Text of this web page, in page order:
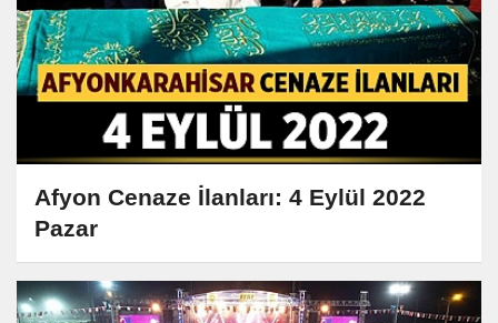
Afyon Cenaze İlanları: 4 Eylül 2022
Pazar